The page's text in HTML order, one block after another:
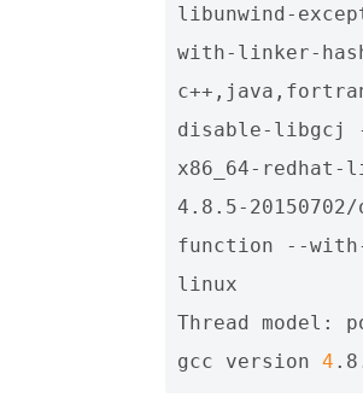
libunwind-
with-linker-
disable-libgcj
x86_64-
4.8.5-
function --
linux
Thread model:
gcc version 4